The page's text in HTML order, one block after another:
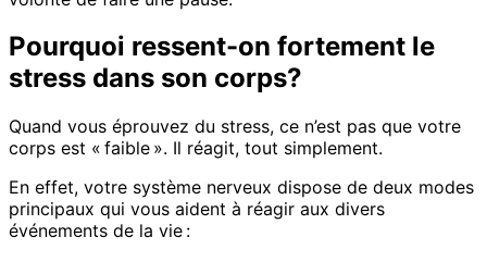
Pourquoi ressent-on fortement le
stress dans son corps?
Quand vous éprouvez du stress, ce n’est pas que votre
corps est « faible ». Il réagit, tout simplement.
En effet, votre système nerveux dispose de deux modes
principaux qui vous aident à réagir aux divers
événements de la vie :